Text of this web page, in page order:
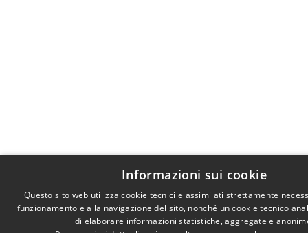
Informazioni sui cookie
Questo sito web utilizza cookie tecnici e assimilati strettamente
funzionamento e alla navigazione del sito, nonché un cookie tecnico
di elaborare informazioni statistiche, aggregate e